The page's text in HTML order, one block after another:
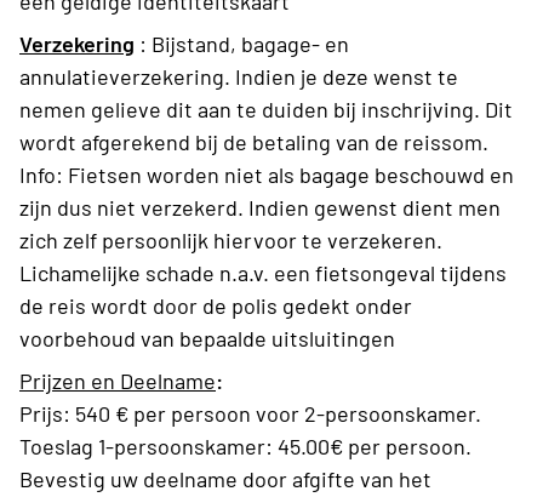
Verzekering : Bijstand, bagage- en
annulatieverzekering. Indien je deze wenst te
nemen gelieve dit aan te duiden bij inschrijving. Dit
wordt afgerekend bij de betaling van de reissom.
Info: Fietsen worden niet als bagage beschouwd en
zijn dus niet verzekerd. Indien gewenst dient men
zich zelf persoonlijk hiervoor te verzekeren.
Lichamelijke schade n.a.v. een fietsongeval tijdens
de reis wordt door de polis gedekt onder
voorbehoud van bepaalde uitsluitingen
Prijzen en Deelname:
Prijs: 540 € per persoon voor 2-persoonskamer.
Toeslag 1-persoonskamer: 45.00€ per persoon.
Bevestig uw deelname door afgifte van het